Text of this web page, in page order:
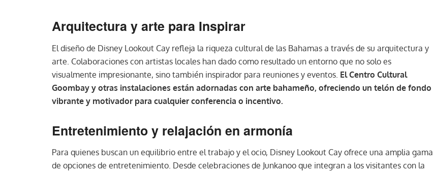
Arquitectura y arte para Inspirar
El diseño de Disney Lookout Cay refleja la riqueza cultural de las Bahamas a través de su arquitectura y
arte. Colaboraciones con artistas locales han dado como resultado un entorno que no solo es
visualmente impresionante, sino también inspirador para reuniones y eventos. El Centro Cultural
Goombay y otras instalaciones están adornadas con arte bahameño, ofreciendo un telón de fondo
vibrante y motivador para cualquier conferencia o incentivo.
Entretenimiento y relajación en armonía
Para quienes buscan un equilibrio entre el trabajo y el ocio, Disney Lookout Cay ofrece una amplia gama
de opciones de entretenimiento. Desde celebraciones de Junkanoo que integran a los visitantes con la